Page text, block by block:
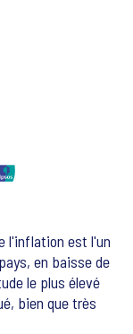
l'inflation est l'un
en baisse de
le plus élevé
bien que très